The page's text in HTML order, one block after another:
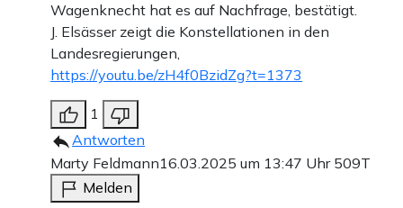
Wagenknecht hat es auf Nachfrage, bestätigt.
J. Elsässer zeigt die Konstellationen in den
Landesregierungen,
https://youtu.be/zH4f0BzidZg?t=1373
1
Antworten
Marty Feldmann16.03.2025 um 13:47 Uhr 509T
Melden